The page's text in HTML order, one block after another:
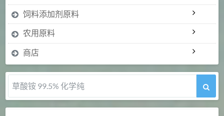
饲料添加剂原料
农用原料
商店
草酸铵 99.5% 化学纯